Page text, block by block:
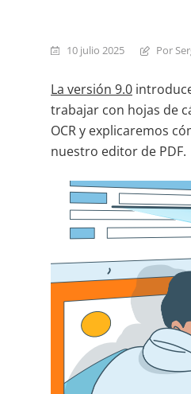
10 julio 2025 Por
La versión 9.0
trabajar con hojas de
OCR y explicaremos
nuestro editor de PDF.